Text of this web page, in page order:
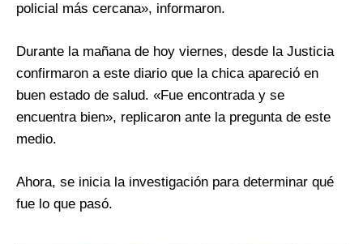
policial más cercana», informaron.
Durante la mañana de hoy viernes, desde la Justicia
confirmaron a este diario que la chica apareció en
buen estado de salud. «Fue encontrada y se
encuentra bien», replicaron ante la pregunta de este
medio.
Ahora, se inicia la investigación para determinar qué
fue lo que pasó.